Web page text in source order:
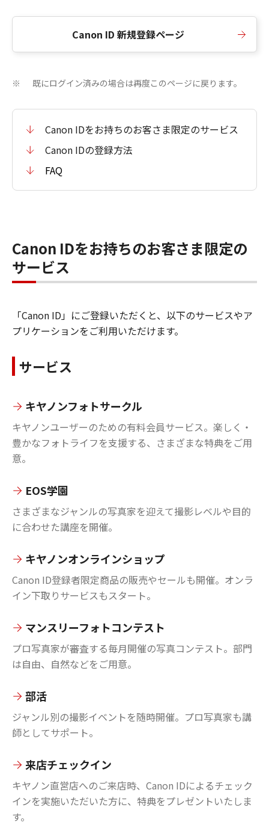
Canon ID 新規登録ページ
※ 既にログイン済みの場合は再度このページに戻ります。
Canon IDをお持ちのお客さま限定のサービス
Canon IDの登録方法
FAQ
Canon IDをお持ちのお客さま限定の
サービス
「Canon ID」にご登録いただくと、以下のサービスやア
プリケーションをご利用いただけます。
サービス
キヤノンフォトサークル
キヤノンユーザーのための有料会員サービス。楽しく・
豊かなフォトライフを支援する、さまざまな特典をご用
意。
EOS学園
さまざまなジャンルの写真家を迎えて撮影レベルや目的
に合わせた講座を開催。
キヤノンオンラインショップ
Canon ID登録者限定商品の販売やセールも開催。オンラ
イン下取りサービスもスタート。
マンスリーフォトコンテスト
プロ写真家が審査する毎月開催の写真コンテスト。部門
は自由、自然などをご用意。
部活
ジャンル別の撮影イベントを随時開催。プロ写真家も講
師としてサポート。
来店チェックイン
キヤノン直営店へのご来店時、Canon IDによるチェック
インを実施いただいた方に、特典をプレゼントいたしま
す。